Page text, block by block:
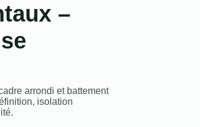
–
arrondi et battement
isolation